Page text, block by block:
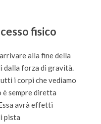
fisico
alla fine della
dalla forza di gravità.
i corpi che vediamo
è sempre diretta
avrà effetti
pista